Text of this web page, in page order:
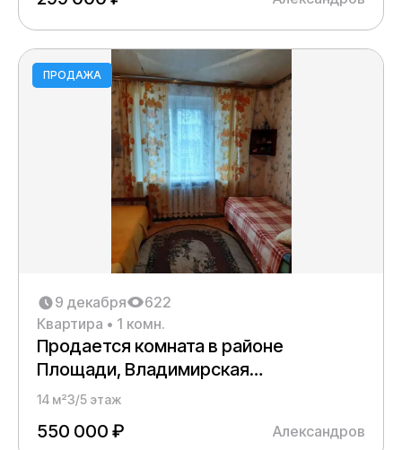
ПРОДАЖА
9 декабря
622
Квартира • 1 комн.
Продается комната в районе
Площади, Владимирская
Первомайская, 73
14 м²3/5 этаж
550 000 ₽ Александров